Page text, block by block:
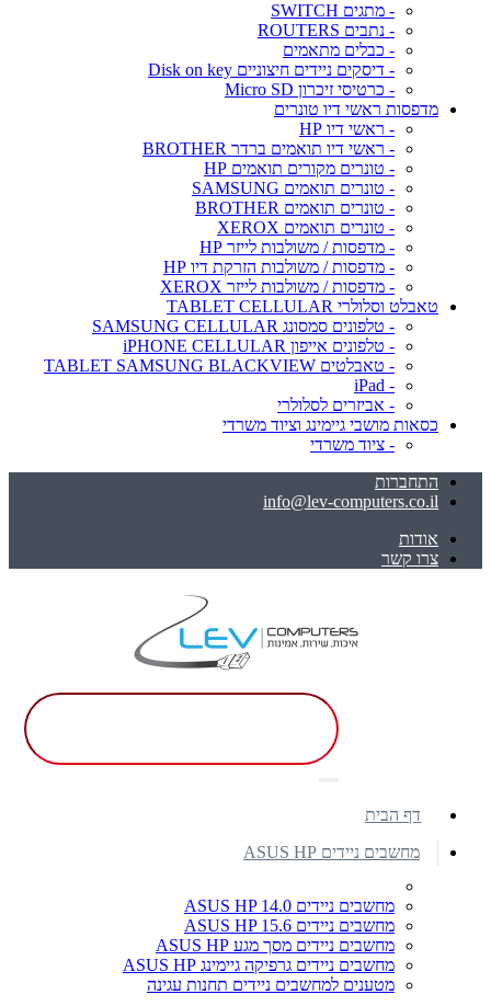
- מתגים SWITCH
- נתבים ROUTERS
- כבלים מתאמים
- דיסקים ניידים חיצוניים Disk on key
- כרטיסי זיכרון Micro SD
מדפסות ראשי דיו טונרים
- ראשי דיו HP
- ראשי דיו תואמים ברדר BROTHER
- טונרים מקורים תואמים HP
- טונרים תואמים SAMSUNG
- טונרים תואמים BROTHER
- טונרים תואמים XEROX
- מדפסות / משולבות לייזר HP
- מדפסות / משולבות הזרקת דיו HP
- מדפסות / משולבות לייזר XEROX
טאבלט וסלולרי TABLET CELLULAR
- טלפונים סמסונג SAMSUNG CELLULAR
- טלפונים אייפון iPHONE CELLULAR
- טאבלטים TABLET SAMSUNG BLACKVIEW
- iPad
- אביזרים לסלולרי
כסאות מושבי גיימינג וציוד משרדי
- ציוד משרדי
התחברות
info@lev-computers.co.il
אודות
צרו קשר
דף הבית
מחשבים ניידים ASUS HP
מחשבים ניידים ASUS HP 14.0
מחשבים ניידים ASUS HP 15.6
מחשבים ניידים מסך מגע ASUS HP
מחשבים ניידים גרפיקה גיימינג ASUS HP
מטענים למחשבים ניידים תחנות עגינה